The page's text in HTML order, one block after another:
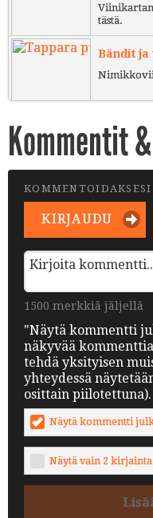
Viinikartan
tästä.
Bändit
Kommentit
KIRJAUDU
1500 merkkiä jäljellä
"Näytä kommentti
näkyvää
tehdä yksityisen
yhteydessä
osittain piilotettuna).
Näytä kommentti
Näytä vain 2